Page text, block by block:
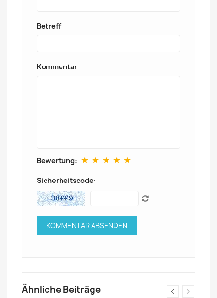
Betreff
Kommentar
Bewertung: ★ ★ ★ ★ ★
Sicherheitscode:
Ähnliche Beiträge